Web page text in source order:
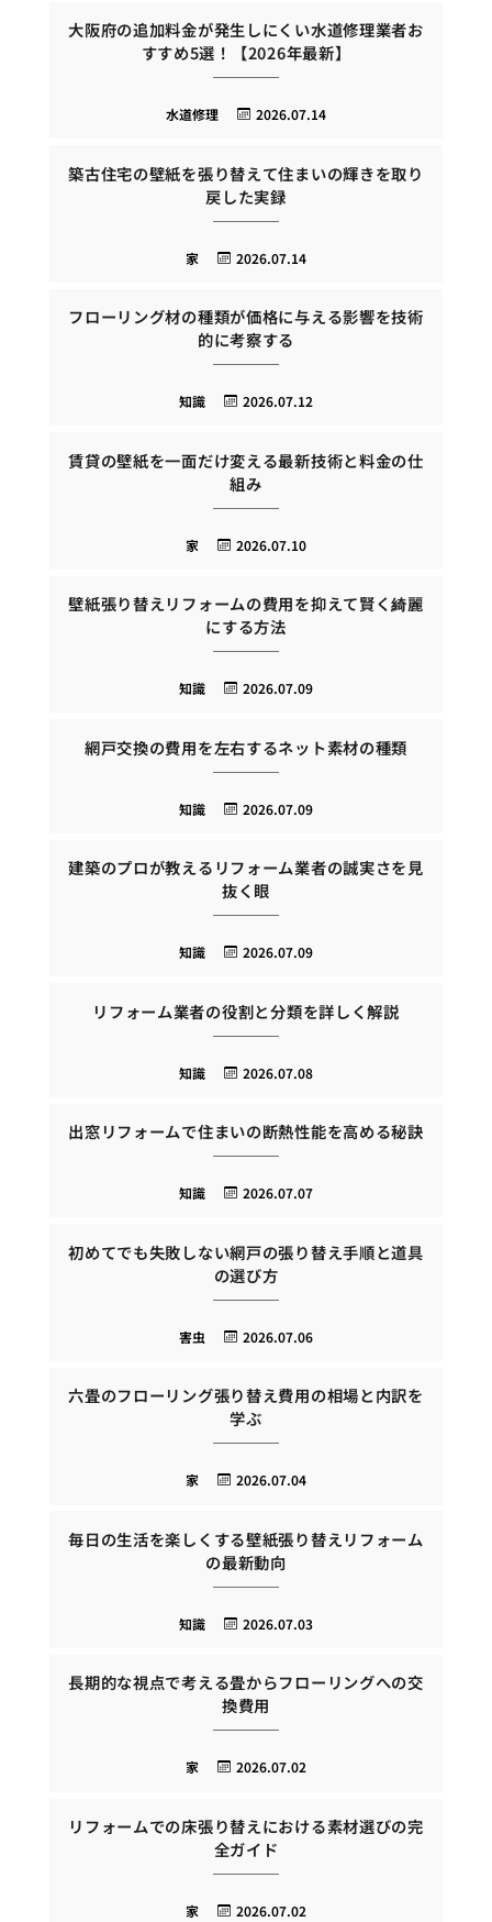
大阪府の追加料金が発生しにくい水道修理業者お
すすめ5選！【2026年最新】
2026.07.14
水道修理
築古住宅の壁紙を張り替えて住まいの輝きを取り
戻した実録
2026.07.14
家
フローリング材の種類が価格に与える影響を技術
的に考察する
2026.07.12
知識
賃貸の壁紙を一面だけ変える最新技術と料金の仕
組み
2026.07.10
家
壁紙張り替えリフォームの費用を抑えて賢く綺麗
にする方法
2026.07.09
知識
網戸交換の費用を左右するネット素材の種類
2026.07.09
知識
建築のプロが教えるリフォーム業者の誠実さを見
抜く眼
2026.07.09
知識
リフォーム業者の役割と分類を詳しく解説
2026.07.08
知識
出窓リフォームで住まいの断熱性能を高める秘訣
2026.07.07
知識
初めてでも失敗しない網戸の張り替え手順と道具
の選び方
2026.07.06
害虫
六畳のフローリング張り替え費用の相場と内訳を
学ぶ
2026.07.04
家
毎日の生活を楽しくする壁紙張り替えリフォーム
の最新動向
2026.07.03
知識
長期的な視点で考える畳からフローリングへの交
換費用
2026.07.02
家
リフォームでの床張り替えにおける素材選びの完
全ガイド
2026.07.02
家